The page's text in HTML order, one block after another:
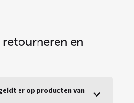
retourneren en
er op producten van